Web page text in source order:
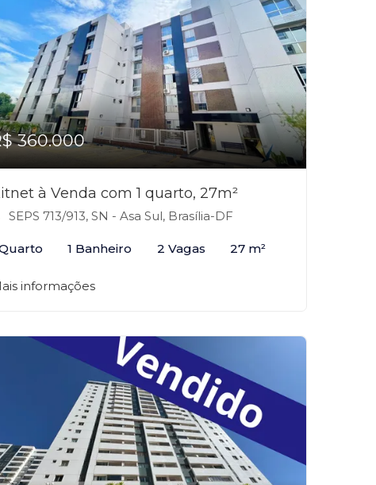
360.000
à Venda com 1 quarto, 27m²
SEPS 713/913, SN - Asa Sul, Brasília-DF
1 Banheiro 2 Vagas 27 m²
informações